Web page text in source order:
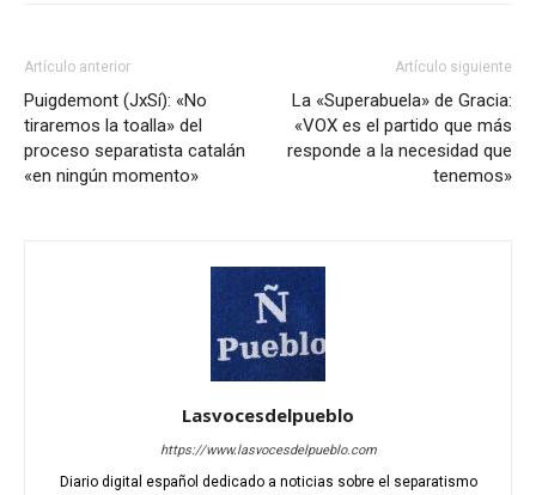
Artículo anterior
Puigdemont (JxSí): «No
tiraremos la toalla» del
proceso separatista catalán
«en ningún momento»
Artículo siguiente
La «Superabuela» de Gracia:
«VOX es el partido que más
responde a la necesidad que
tenemos»
Lasvocesdelpueblo
https://www.lasvocesdelpueblo.com
Diario digital español dedicado a noticias sobre el separatismo